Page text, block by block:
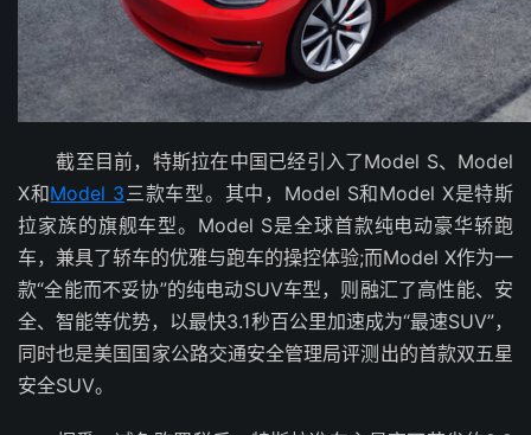
截至目前，特斯拉在中国已经引入了Model S、Model
X和Model 3 三款车型。其中，Model S和Model X是特斯
拉家族的旗舰车型。Model S是全球首款纯电动豪华轿跑
车，兼具了轿车的优雅与跑车的操控体验;而Model X作为一
款“全能而不妥协”的纯电动SUV车型，则融汇了高性能、安
全、智能等优势，以最快3.1秒百公里加速成为“最速SUV”，
同时也是美国国家公路交通安全管理局评测出的首款双五星
安全SUV。